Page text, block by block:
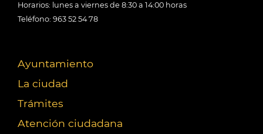
Horarios: lunes a viernes de 8:30 a 14:00 horas
Teléfono: 963 52 54 78
Ayuntamiento
La ciudad
Trámites
Atención ciudadana